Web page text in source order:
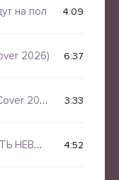
на пол 4:09
2026) 6:37
2026 3:33
4:52